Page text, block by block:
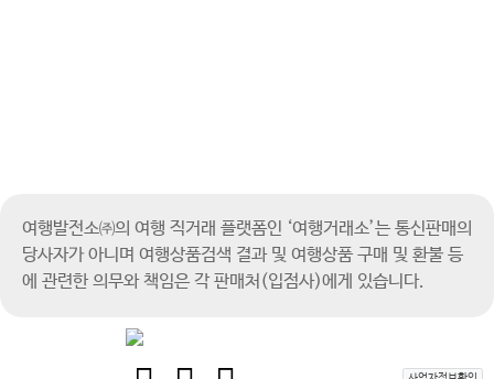
여행발전소㈜의 여행 직거래 플랫폼인 ‘여행거래소’는 통신판매의
당사자가 아니며 여행상품검색 결과 및 여행상품 구매 및 환불 등
에 관련한 의무와 책임은 각 판매처(입점사)에게 있습니다.